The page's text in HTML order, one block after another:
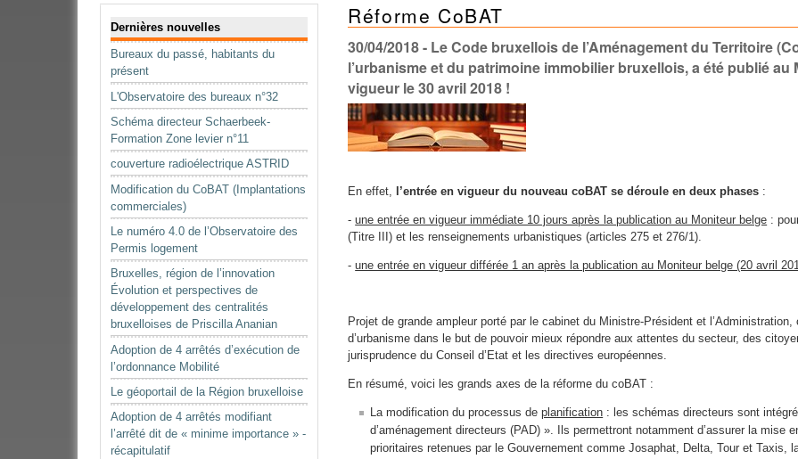
Dernières nouvelles
Bureaux du passé, habitants du
présent
L'Observatoire des bureaux n°32
Schéma directeur Schaerbeek-
Formation Zone levier n°11
couverture radioélectrique ASTRID
Modification du CoBAT (Implantations
commerciales)
Le numéro 4.0 de l’Observatoire des
Permis logement
Bruxelles, région de l’innovation
Évolution et perspectives de
développement des centralités
bruxelloises de Priscilla Ananian
Adoption de 4 arrêtés d’exécution de
l’ordonnance Mobilité
Le géoportail de la Région bruxelloise
Adoption de 4 arrêtés modifiant
l’arrêté dit de « minime importance » -
récapitulatif
Réforme CoBAT
30/04/2018- Le Code bruxellois de l’Aménagement du Territoire
l’urbanisme et du patrimoine immobilier bruxellois, a été publié au
vigueur le 30 avril 2018 !
En effet, l’entrée en vigueur du nouveau coBAT se déroule en deux phases :
-une entrée en vigueur immédiate 10 jours après la publication au Moniteur belge :
(Titre III) et les renseignements urbanistiques (articles 275 et 276/1).
-une entrée en vigueur différée 1 an après la publication au Moniteur belge (20 avril
Projet de grande ampleur porté par le cabinet du Ministre-Président et
d’urbanisme dans le but de pouvoir mieux répondre aux attentes du secteur, des
jurisprudence du Conseil d’Etat et les directives européennes.
En résumé, voici les grands axes de la réforme du coBAT :
La modification du processus deplanification : les schémas directeurs sont
d’aménagement directeurs (PAD) ». Ils permettront notamment d’assurer la
prioritaires retenues par le Gouvernement comme Josaphat, Delta, Tour et Taxis,